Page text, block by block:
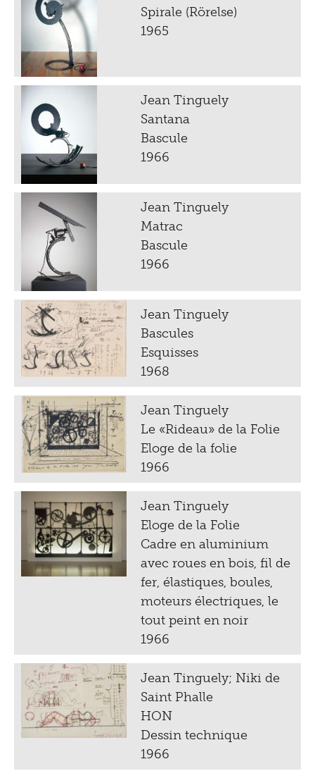
Spirale (Rörelse)
1965
Jean Tinguely
Santana
Bascule
1966
Jean Tinguely
Matrac
Bascule
1966
Jean Tinguely
Bascules
Esquisses
1968
Jean Tinguely
Le «Rideau» de la Folie
Eloge de la folie
1966
Jean Tinguely
Eloge de la Folie
Cadre en aluminium
avec roues en bois, fil de
fer, élastiques, boules,
moteurs électriques, le
tout peint en noir
1966
Jean Tinguely; Niki de
Saint Phalle
HON
Dessin technique
1966